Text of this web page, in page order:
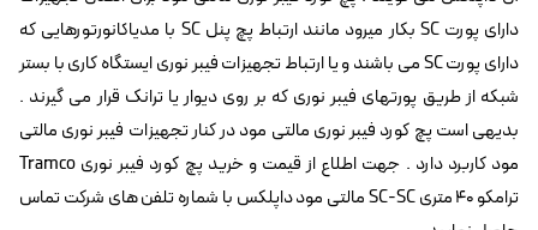
دارای پورت SC بکار میرود مانند ارتباط پچ پنل SC با مدیاکانورتورهایی که
دارای پورت SC می باشند و یا ارتباط تجهیزات فیبر نوری ایستگاه کاری با بستر
شبکه از طریق پورتهای فیبر نوری که بر روی دیوار یا ترانک قرار می گیرند .
بدیهی است پچ کورد فیبر نوری مالتی مود در کنار تجهیزات فیبر نوری مالتی
مود کاربرد دارد . جهت اطلاع از قیمت و خرید پچ کورد فیبر نوری Tramco
ترامکو ۴۰ متری SC-SC مالتی مود داپلکس با شماره تلفن های شرکت تماس